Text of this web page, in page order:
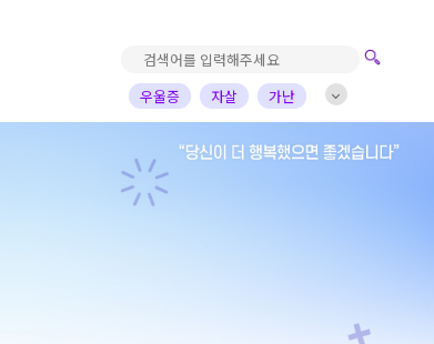
우울증 자살
가난
진로고민
가정의아픔
자녀
부부 배우
가수
개그맨